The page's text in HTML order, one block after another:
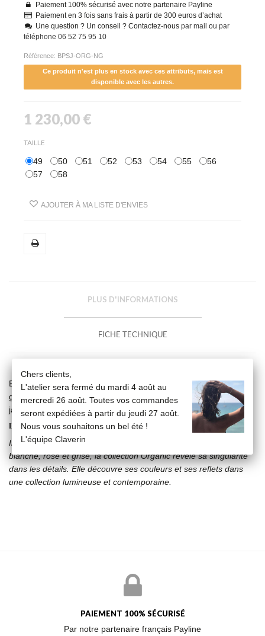
Paiement 100% sécurisé avec notre partenaire Payline
Paiement en 3 fois sans frais à partir de 300 euros d’achat
Une question ? Un conseil ? Contactez-nous par mail ou par
téléphone 06 52 75 95 10
Référence: BPSJ-ORG-NG
Ce produit n'est plus en stock avec ces attributs, mais est
disponible avec les autres.
1 230,00 €
TAILLE
49 50 51 52 53 54 55
56
57
58
AJOUTER À MA LISTE D'ENVIES
PLUS D'INFORMATIONS
FICHE TECHNIQUE
Bague nacre grise (8x12mm) sertie dans un entourage or jaune
gravé Claverin à l'intérieur sur anneau double corps en or
jaune18 carats
LA COLLECTION ORGANIC
Inspirée de l'univers Art Déco et réalisée autour de la nacre
blanche, rose et grise, la collection Organic révèle sa singularité
dans les détails. Elle découvre ses couleurs et ses reflets dans
une collection lumineuse et contemporaine.
PAIEMENT 100% SÉCURISÉ
Par notre partenaire français Payline
Chers clients,
L'atelier sera fermé du mardi 4 août au
mercredi 26 août. Toutes vos commandes
seront expédiées à partir du jeudi 27 août.
Nous vous souhaitons un bel été !
L'équipe Claverin